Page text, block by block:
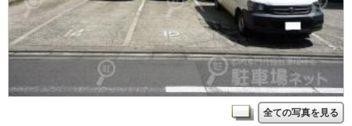
全ての写真を見る